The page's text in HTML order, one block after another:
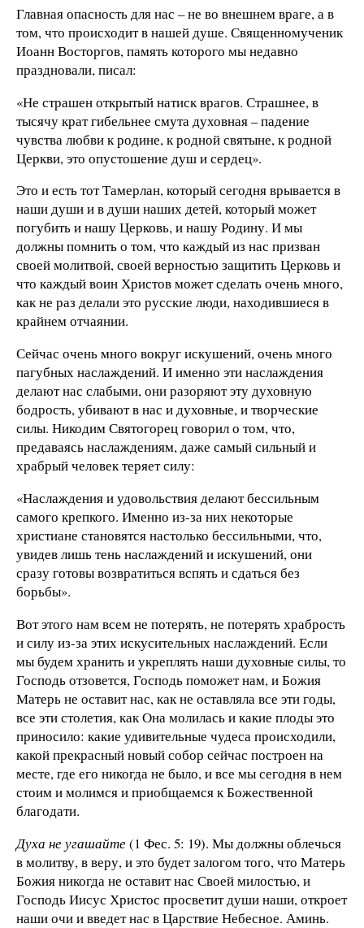
Главная опасность для нас – не во внешнем враге, а в
том, что происходит в нашей душе. Священномученик
Иоанн Восторгов, память которого мы недавно
праздновали, писал:
«Не страшен открытый натиск врагов. Страшнее, в
тысячу крат гибельнее смута духовная – падение
чувства любви к родине, к родной святыне, к родной
Церкви, это опустошение душ и сердец».
Это и есть тот Тамерлан, который сегодня врывается в
наши души и в души наших детей, который может
погубить и нашу Церковь, и нашу Родину. И мы
должны помнить о том, что каждый из нас призван
своей молитвой, своей верностью защитить Церковь и
что каждый воин Христов может сделать очень много,
как не раз делали это русские люди, находившиеся в
крайнем отчаянии.
Сейчас очень много вокруг искушений, очень много
пагубных наслаждений. И именно эти наслаждения
делают нас слабыми, они разоряют эту духовную
бодрость, убивают в нас и духовные, и творческие
силы. Никодим Святогорец говорил о том, что,
предаваясь наслаждениям, даже самый сильный и
храбрый человек теряет силу:
«Наслаждения и удовольствия делают бессильным
самого крепкого. Именно из-за них некоторые
христиане становятся настолько бессильными, что,
увидев лишь тень наслаждений и искушений, они
сразу готовы возвратиться вспять и сдаться без
борьбы».
Вот этого нам всем не потерять, не потерять храбрость
и силу из-за этих искусительных наслаждений. Если
мы будем хранить и укреплять наши духовные силы, то
Господь отзовется, Господь поможет нам, и Божия
Матерь не оставит нас, как не оставляла все эти годы,
все эти столетия, как Она молилась и какие плоды это
приносило: какие удивительные чудеса происходили,
какой прекрасный новый собор сейчас построен на
месте, где его никогда не было, и все мы сегодня в нем
стоим и молимся и приобщаемся к Божественной
благодати.
Духа не угашайте(1 Фес. 5: 19). Мы должны облечься
в молитву, в веру, и это будет залогом того, что Матерь
Божия никогда не оставит нас Своей милостью, и
Господь Иисус Христос просветит души наши, откроет
наши очи и введет нас в Царствие Небесное. Аминь.